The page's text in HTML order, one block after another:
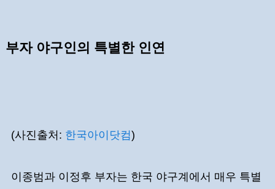
부자 야구인의 특별한 인연
(사진출처: 한국아이닷컴)
이종범과 이정후 부자는 한국 야구계에서 매우 특별